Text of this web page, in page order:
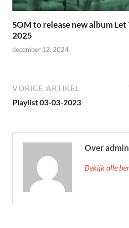
SOM to release new album
2025
december 12, 2024
VORIGE ARTIKEL
Playlist 03-03-2023
Over admin
Bekijk alle